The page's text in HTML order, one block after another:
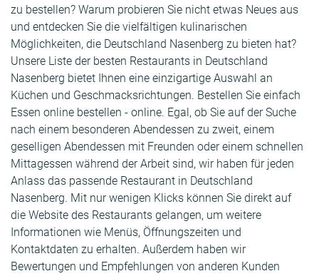
zu bestellen? Warum probieren Sie nicht etwas Neues aus
und entdecken Sie die vielfältigen kulinarischen
Möglichkeiten, die Deutschland Nasenberg zu bieten hat?
Unsere Liste der besten Restaurants in Deutschland
Nasenberg bietet Ihnen eine einzigartige Auswahl an
Küchen und Geschmacksrichtungen. Bestellen Sie einfach
Essen online bestellen - online. Egal, ob Sie auf der Suche
nach einem besonderen Abendessen zu zweit, einem
geselligen Abendessen mit Freunden oder einem schnellen
Mittagessen während der Arbeit sind, wir haben für jeden
Anlass das passende Restaurant in Deutschland
Nasenberg. Mit nur wenigen Klicks können Sie direkt auf
die Website des Restaurants gelangen, um weitere
Informationen wie Menüs, Öffnungszeiten und
Kontaktdaten zu erhalten. Außerdem haben wir
Bewertungen und Empfehlungen von anderen Kunden